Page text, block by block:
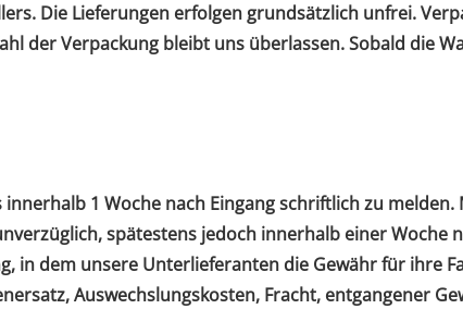
Die Lieferungen erfolgen grundsätzlich unfrei.
der Verpackung bleibt uns überlassen. Sobald die
1 Woche nach Eingang schriftlich zu melden.
spätestens jedoch innerhalb einer Woche
in dem unsere Unterlieferanten die Gewähr für ihre
Auswechslungskosten, Fracht, entgangener